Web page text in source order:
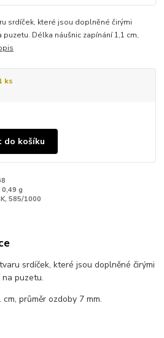
srdíček, které jsou doplněné čirými
Délka náušnic zapínání 1,1 cm,
ks
do košíku
0,49 g
585/1000
srdíček, které jsou doplněné čirými
na puzetu.
průměr ozdoby 7 mm.